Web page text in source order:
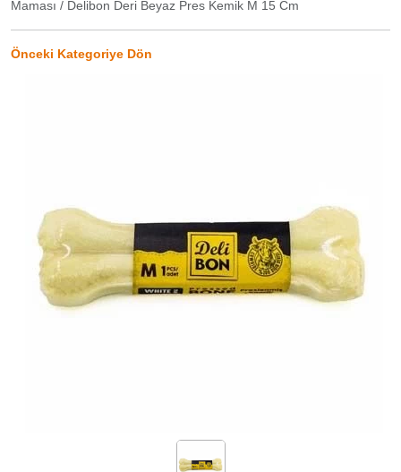
Maması / Delibon Deri Beyaz Pres Kemik M 15 Cm
Önceki Kategoriye Dön